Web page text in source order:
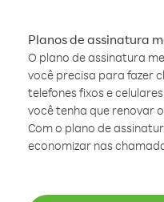
Planos de assinatura
O plano de assinatura
você precisa para fazer
telefones fixos e
você tenha que renovar
Com o plano de
economizar nas